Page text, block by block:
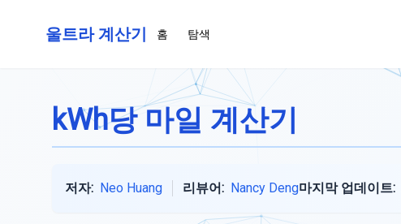
울트라 계산기 홈 탐색
kWh당 마일 계산기
저자: Neo Huang 리뷰어: Nancy Deng마지막 업데이트: